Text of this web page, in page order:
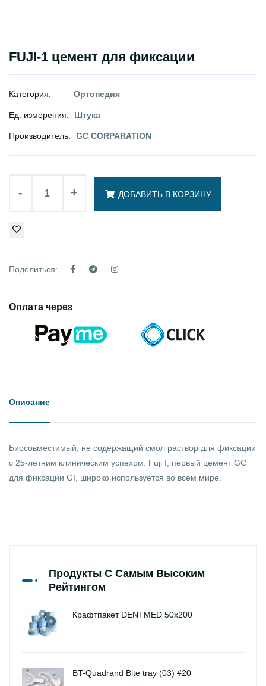
FUJI-1 цемент для фиксации
Категория: Ортопедия
Ед. измерения: Штука
Производитель: GC CORPARATION
- + ДОБАВИТЬ В КОРЗИНУ
Поделиться:
Оплата через
Описание
Биосовместимый, не содержащий смол раствор для фиксации
с 25-летним клиническим успехом. Fuji I, первый цемент GC
для фиксации GI, широко используется во всем мире.
Продукты С Самым Высоким
Рейтингом
Крафтпакет DENTMED 50х200
BT-Quadrand Bite tray (03) #20